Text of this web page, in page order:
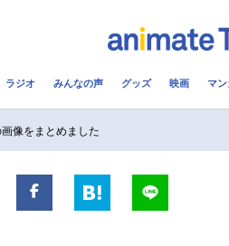
ラジオ みんなの声 グッズ 映画 マン
像をまとめました